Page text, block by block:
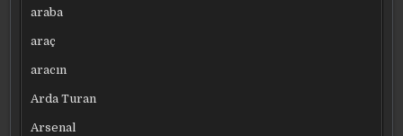
araba
araç
aracın
Arda Turan
Arsenal